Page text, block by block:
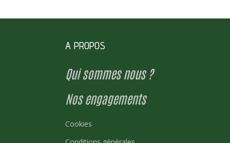
A PROPOS
Qui sommes nous ?
Nos engagements
Cookies